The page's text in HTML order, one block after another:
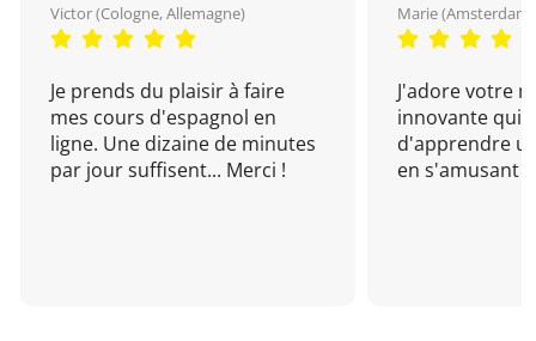
Victor (Cologne, Allemagne)
Je prends du plaisir à faire
mes cours d'espagnol en
ligne. Une dizaine de minutes
par jour suffisent... Merci !
Marie (Amsterdam,
J'adore votre
innovante qui
d'apprendre
en s'amusant !